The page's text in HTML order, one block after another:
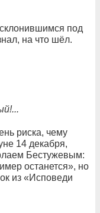
под
на что шёл.
риска, чему
14 декабря,
Бестужевым:
останется», но
из «Исповеди